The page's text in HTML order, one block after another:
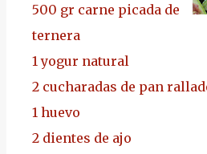
500 gr carne picada de
ternera
1 yogur natural
2 cucharadas de pan
1 huevo
2 dientes de ajo